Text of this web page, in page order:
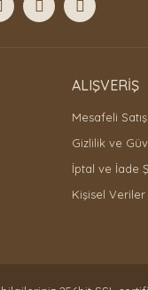
ALIŞVERİŞ
Mesafeli
Gizlilik ve
İptal ve İade
Kişisel Veriler